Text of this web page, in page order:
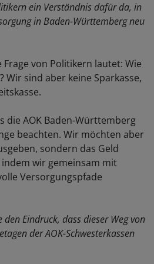
ein Verständnis dafür da, in
in Baden-Württemberg neu
Frage von Politikern lautet: Wie
Wir sind aber keine Sparkasse,
die AOK Baden-Württemberg
beachten. Wir möchten aber
sondern das Geld
wir gemeinsam mit
Versorgungspfade
den Eindruck, dass dieser Weg von
der AOK-Schwesterkassen